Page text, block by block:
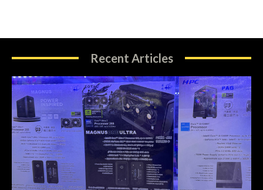
Recent Articles